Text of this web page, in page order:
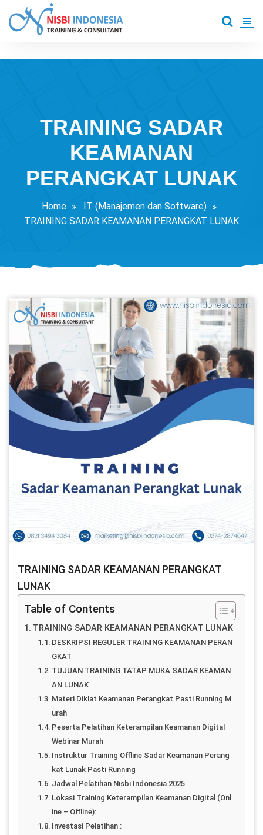
content
TRAINING SADAR
KEAMANAN
PERANGKAT LUNAK
Home
IT (Manajemen dan Software)
TRAINING SADAR KEAMANAN PERANGKAT LUNAK
TRAINING SADAR KEAMANAN PERANGKAT
LUNAK
Table of Contents
TRAINING SADAR KEAMANAN PERANGKAT LUNAK
DESKRIPSI REGULER TRAINING KEAMANAN PERAN
GKAT
TUJUAN TRAINING TATAP MUKA SADAR KEAMAN
AN LUNAK
Materi Diklat Keamanan Perangkat Pasti Running M
urah
Peserta Pelatihan Keterampilan Keamanan Digital
Webinar Murah
Instruktur Training Offline Sadar Keamanan Perang
kat Lunak Pasti Running
Jadwal Pelatihan Nisbi Indonesia 2025
Lokasi Training Keterampilan Keamanan Digital (Onl
ine – Offline):
Investasi Pelatihan :